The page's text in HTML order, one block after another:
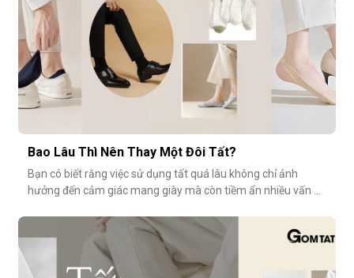
Bao Lâu Thì Nên Thay Một Đôi Tất?
Bạn có biết rằng việc sử dụng tất quá lâu không chỉ ảnh
hưởng đến cảm giác mang giày mà còn tiềm ẩn nhiều vấn đề
Cùng GOMTAT tìm hiểu nhé.Tuổi thọ trung bình của một đôi
tất là bao lâu?Trung bình, một đôi tất sử dụng thường xuyên